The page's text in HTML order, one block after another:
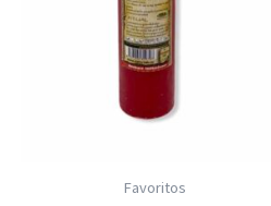
Favoritos